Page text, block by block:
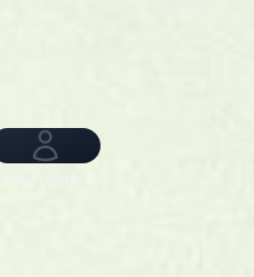
Peter Claffey,